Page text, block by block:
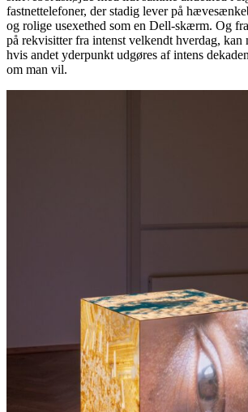
fastnettelefoner, der stadig lever på
og rolige usexethed som en Dell-skærm. Og
på rekvisitter fra intenst velkendt hverdag, kan
hvis andet yderpunkt udgøres af intens
om man vil.